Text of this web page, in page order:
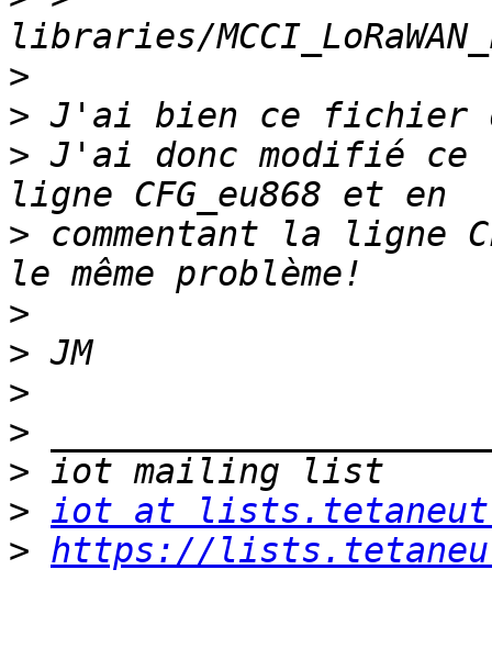
>
>
> J'ai donc modifié ce
> commentant la ligne
>
>
>
>
>
> iot at
> https://